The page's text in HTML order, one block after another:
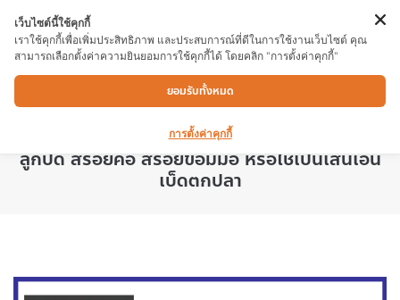
สายเอ็น HACHI 0.6mm x 73 สีเขียวสะท้อนแสง
ใช้สำหรับกั้นแนวเขต ยึด ขึง ชิ้นงานต่างๆ ใช้งานได้
อเนกประสงค์ ตามความต้องการ สามารถใช้ร้อย
ลูกปัด สร้อยคอ สร้อยข้อมมือ หรือใช้เป็นเส้นเอ็น
เบ็ดตกปลา
เว็บไซต์นี้ใช้คุกกี้
เราใช้คุกกี้เพื่อเพิ่มประสิทธิภาพ และประสบการณ์ที่ดีในการใช้งานเว็บไซต์ คุณ
สามารถเลือกตั้งค่าความยินยอมการใช้คุกกี้ได้ โดยคลิก "การตั้งค่าคุกกี้"
ยอมรับทั้งหมด
การตั้งค่าคุกกี้